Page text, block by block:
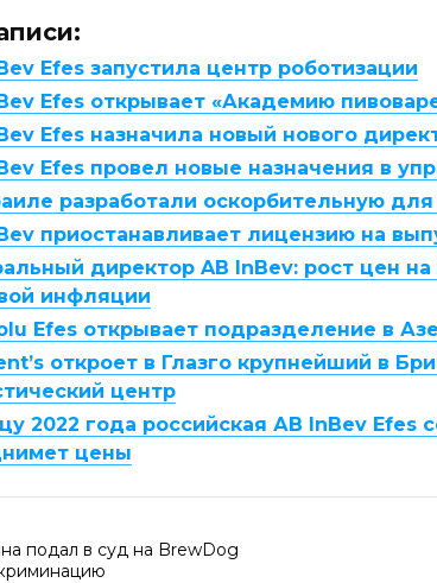
Efes запустила центр роботизации
Efes открывает «Академию
Efes назначила новый нового
Efes провел новые назначения в
разработали оскорбительную
приостанавливает лицензию на
директор AB InBev: рост цен
инфляции
Efes открывает подразделение в
откроет в Глазго крупнейший в
центр
2022 года российская АB InBev Efes
цены
подал в суд на BrewDog